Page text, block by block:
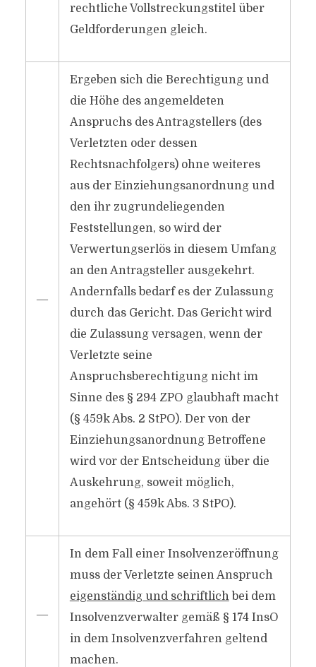
rechtliche Vollstreckungstitel über
Geldforderungen gleich.
―
Ergeben sich die Berechtigung und
die Höhe des angemeldeten
Anspruchs des Antragstellers (des
Verletzten oder dessen
Rechtsnachfolgers) ohne weiteres
aus der Einziehungsanordnung und
den ihr zugrundeliegenden
Feststellungen, so wird der
Verwertungserlös in diesem Umfang
an den Antragsteller ausgekehrt.
Andernfalls bedarf es der Zulassung
durch das Gericht. Das Gericht wird
die Zulassung versagen, wenn der
Verletzte seine
Anspruchsberechtigung nicht im
Sinne des § 294 ZPO glaubhaft macht
(§ 459k Abs. 2 StPO). Der von der
Einziehungsanordnung Betroffene
wird vor der Entscheidung über die
Auskehrung, soweit möglich,
angehört (§ 459k Abs. 3 StPO).
―
In dem Fall einer Insolvenzeröffnung
muss der Verletzte seinen Anspruch
eigenständig und schriftlichbei dem
Insolvenzverwalter gemäß § 174 InsO
in dem Insolvenzverfahren geltend
machen.